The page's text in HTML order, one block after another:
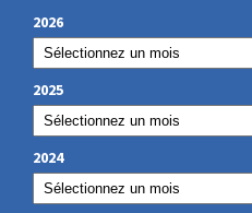
2026
2025
2024